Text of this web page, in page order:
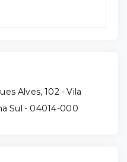
Alves, 102 - Vila
Sul - 04014-000